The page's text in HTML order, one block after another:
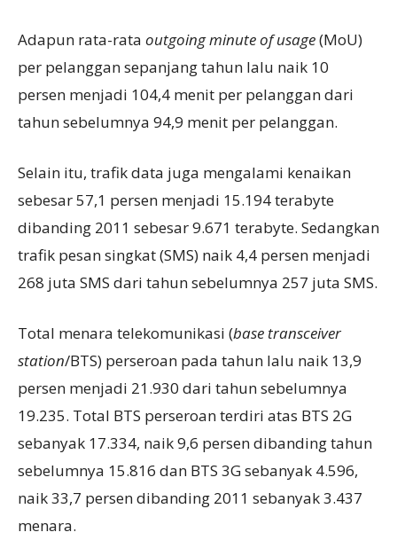
Adapun rata-rata outgoing minute of usage(MoU)
per pelanggan sepanjang tahun lalu naik 10
persen menjadi 104,4 menit per pelanggan dari
tahun sebelumnya 94,9 menit per pelanggan.
Selain itu, trafik data juga mengalami kenaikan
sebesar 57,1 persen menjadi 15.194 terabyte
dibanding 2011 sebesar 9.671 terabyte. Sedangkan
trafik pesan singkat (SMS) naik 4,4 persen menjadi
268 juta SMS dari tahun sebelumnya 257 juta SMS.
Total menara telekomunikasi (base transceiver
station/BTS) perseroan pada tahun lalu naik 13,9
persen menjadi 21.930 dari tahun sebelumnya
19.235. Total BTS perseroan terdiri atas BTS 2G
sebanyak 17.334, naik 9,6 persen dibanding tahun
sebelumnya 15.816 dan BTS 3G sebanyak 4.596,
naik 33,7 persen dibanding 2011 sebanyak 3.437
menara.